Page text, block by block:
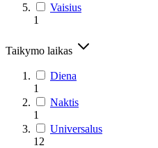
Vaisius
1
Taikymo laikas
Diena
1
Naktis
1
Universalus
12